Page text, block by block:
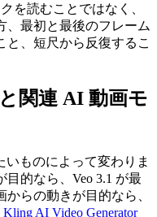
を読むことではなく、
、最初と最後のフレーム
、短尺から反復するこ
関連 AI 動画モ
いものによって変わりま
的なら、Veo 3.1 が最
らの動きが目的なら、
Kling AI Video Generator